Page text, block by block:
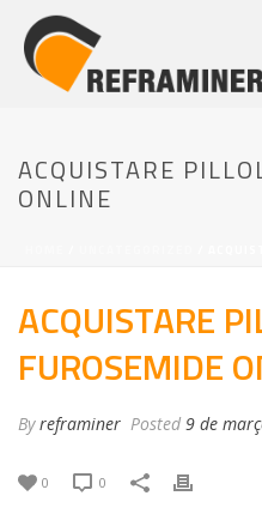
ACQUISTARE
ONLINE
ACQUISTARE
FUROSEMIDE
Byreframiner Posted 9 de
0 0